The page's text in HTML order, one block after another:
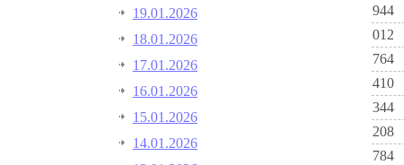
19.01.2026
18.01.2026
17.01.2026
16.01.2026
15.01.2026
14.01.2026
944
012
764
410
344
208
784